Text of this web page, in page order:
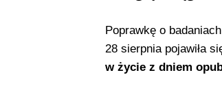
Poprawkę o
28 sierpnia pojawiła
w życie z dniem